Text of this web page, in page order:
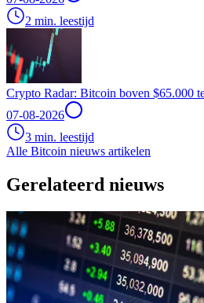
2 min. leestijd
Crypto Radar: Bitcoin boven $65.000
07-08-2026
3 min. leestijd
Alle Bitcoin nieuws artikelen
Gerelateerd nieuws